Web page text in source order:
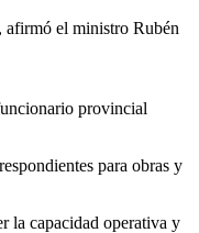
afirmó el ministro Rubén
provincial
para obras y
la capacidad operativa y